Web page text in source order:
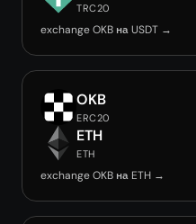
TRC20
exchange OKB на USDT →
OKB
ERC20
ETH
ETH
exchange OKB на ETH →